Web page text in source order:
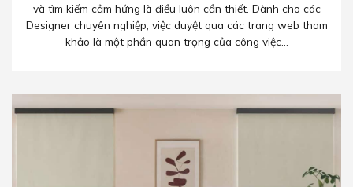
và tìm kiếm cảm hứng là điều luôn cần thiết. Dành cho các
Designer chuyên nghiệp, việc duyệt qua các trang web tham
khảo là một phần quan trọng của công việc...